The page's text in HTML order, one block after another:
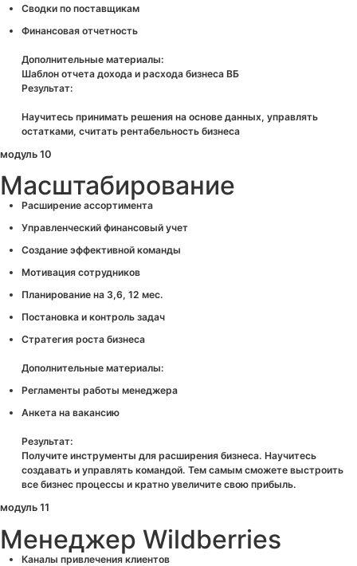
Сводки по поставщикам
Финансовая отчетность
Дополнительные материалы:
Шаблон отчета дохода и расхода бизнеса ВБ
Результат:
Научитесь принимать решения на основе данных, управлять
остатками, считать рентабельность бизнеса
модуль 10
Масштабирование
Расширение ассортимента
Управленческий финансовый учет
Создание эффективной команды
Мотивация сотрудников
Планирование на 3,6, 12 мес.
Постановка и контроль задач
Стратегия роста бизнеса
Дополнительные материалы:
Регламенты работы менеджера
Анкета на вакансию
Результат:
Получите инструменты для расширения бизнеса. Научитесь
создавать и управлять командой. Тем самым сможете выстроить
все бизнес процессы и кратно увеличите свою прибыль.
модуль 11
Менеджер Wildberries
Каналы привлечения клиентов